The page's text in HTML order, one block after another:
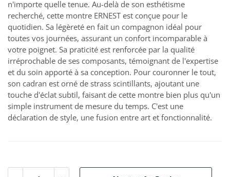
n'importe quelle tenue. Au-delà de son esthétisme
recherché, cette montre ERNEST est conçue pour le
quotidien. Sa légèreté en fait un compagnon idéal pour
toutes vos journées, assurant un confort incomparable à
votre poignet. Sa praticité est renforcée par la qualité
irréprochable de ses composants, témoignant de l'expertise
et du soin apporté à sa conception. Pour couronner le tout,
son cadran est orné de strass scintillants, ajoutant une
touche d'éclat subtil, faisant de cette montre bien plus qu'un
simple instrument de mesure du temps. C'est une
déclaration de style, une fusion entre art et fonctionnalité.